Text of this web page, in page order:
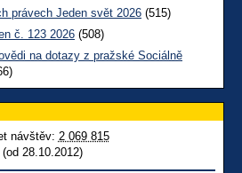
právech Jeden svět 2026 (515)
č. 123 2026 (508)
na dotazy z pražské Sociálně
návštěv: 2 069 815
(od 28.10.2012)